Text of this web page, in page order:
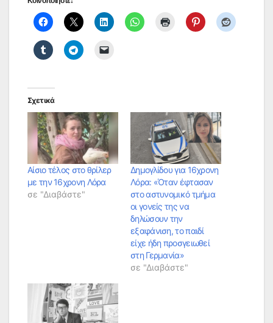
Σχετικά
Αίσιο τέλος στο θρίλερ
με την 16χρονη Λόρα
σε "Διαβάστε"
Δημογλίδου για 16χρονη
Λόρα: «Όταν έφτασαν
στο αστυνομικό τμήμα
οι γονείς της να
δηλώσουν την
εξαφάνιση, το παιδί
είχε ήδη προσγειωθεί
στη Γερμανία»
σε "Διαβάστε"